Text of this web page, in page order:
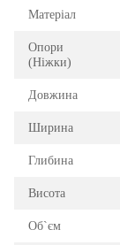
Матеріал
Опори
(Ніжки)
Довжина
Ширина
Глибина
Висота
Об`єм